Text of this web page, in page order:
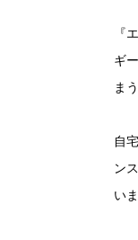
『
ギ
ま
自
ン
い